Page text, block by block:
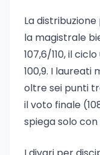
La
la magistrale
107,6/110, il
100,9. I laureati
oltre sei punti
il voto finale
spiega solo